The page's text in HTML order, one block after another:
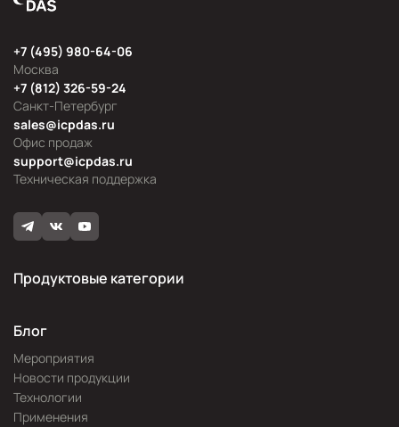
Москва
+7 (495) 980-64-06
Офис продаж
sales@icpdas.ru
Санкт-Петербург
+7 (812) 326-59-24
Техническая поддержка
support@icpdas.ru
Продуктовые категории
Блог
Мероприятия
Новости продукции
Технологии
Применения